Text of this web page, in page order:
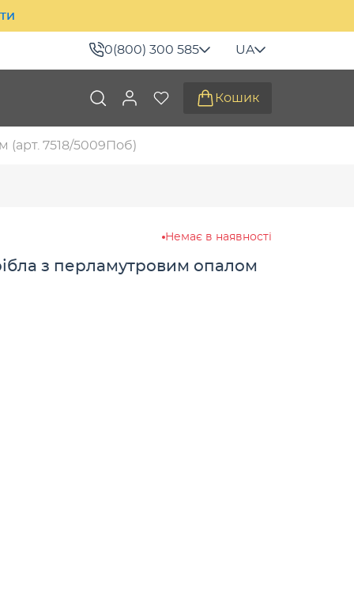
0(800) 300 585 UA
Кошик
(арт. 7518/5009Поб)
Немає в наявності
з перламутровим опалом